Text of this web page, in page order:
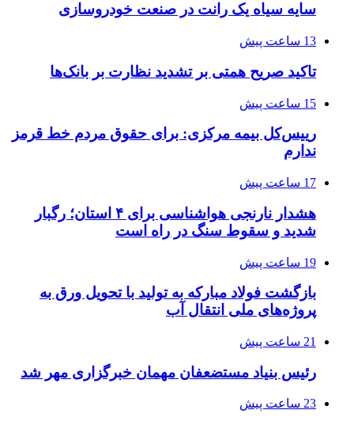
سایه سیاه یک رانت در صنعت خودروسازی
13 ساعت پیش
تاکید صریح همتی بر تشدید نظارت بر بانک‌ها
15 ساعت پیش
رییس‌کل بیمه مرکزی: برای حقوق مردم خط قرمز
ندارم
17 ساعت پیش
هشدار نارنجی هواشناسی برای ۴ استان؛ رگبار
شدید و سقوط سنگ در راه است
19 ساعت پیش
بازگشت فولاد مبارکه به تولید با تحویل ورق به
پروژه‌های ملی انتقال آب
21 ساعت پیش
رئیس بنیاد مستضعفان مهمان خبرگزاری مهر شد
23 ساعت پیش